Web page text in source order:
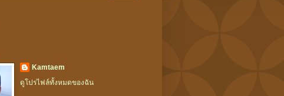
Kamtaem
ดูโปรไฟล์ทั้งหมดของฉัน